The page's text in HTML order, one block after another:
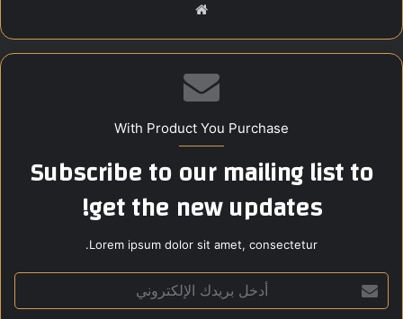
With Product You Purchase
Subscribe to our mailing list to
get the new updates!
Lorem ipsum dolor sit amet, consectetur.
أدخل
بريدك